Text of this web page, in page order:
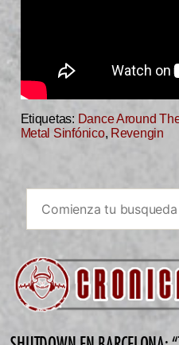
Etiquetas: Dance Around
Metal Sinfónico, Revengin